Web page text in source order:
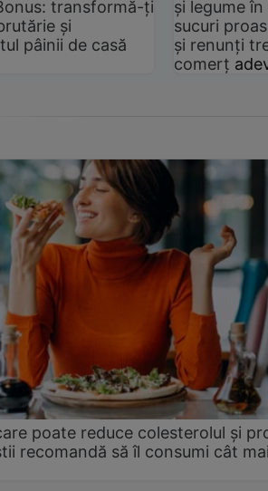
transformă-ți
și
pâinii de casă
și legume
sucuri
și renunți
comerț
poate reduce colesterolul și
recomandă să îl consumi cât